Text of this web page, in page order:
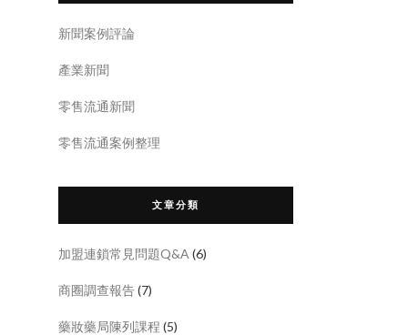
新聞案例評論
產業新聞
零售流通新聞
零售流通案例整理
文章分類
加盟連鎖常見問題Q&A (6)
商圈調查報告(7)
藥妝藥局陳列課程 (5)